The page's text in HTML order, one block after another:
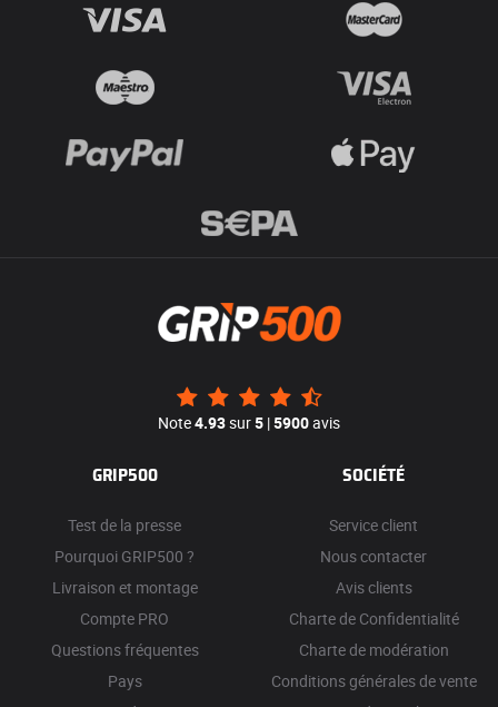
Note4.93sur5 |5900avis
GRIP500
Test de la presse
Pourquoi GRIP500 ?
Livraison et montage
Compte PRO
Questions fréquentes
Pays
SOCIÉTÉ
Service client
Nous contacter
Avis clients
Charte de Confidentialité
Charte de modération
Conditions générales de vente